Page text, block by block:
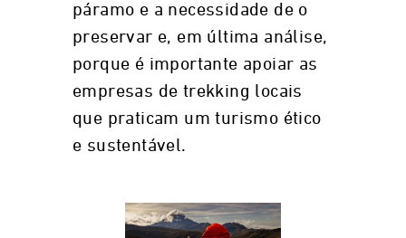
páramo e a necessidade de o
preservar e, em última análise,
porque é importante apoiar as
empresas de trekking locais
que praticam um turismo ético
e sustentável.